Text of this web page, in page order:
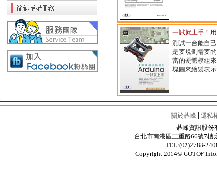
一試就上手！
測試一台能自
是要規劃需要
當的硬體模組
塊圖來繪製表
關於碁峰
隱私
碁峰資訊股份
台北市南港區三重路66號7樓
TEL:(02)2788-
Copyright 2014© GOTOP